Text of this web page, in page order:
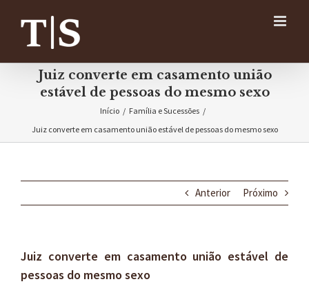
conteúdo
Juiz converte em casamento união
estável de pessoas do mesmo sexo
Início / Família e Sucessões /
Juiz converte em casamento união estável de pessoas do mesmo sexo
Anterior Próximo
Juiz converte em casamento união estável de
pessoas do mesmo sexo